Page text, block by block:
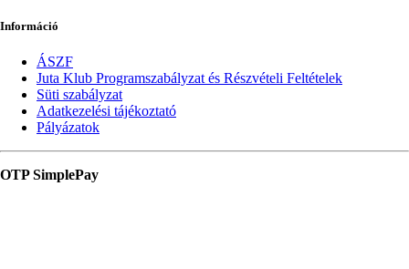
Információ
ÁSZF
Juta Klub Programszabályzat és Részvételi Feltételek
Süti szabályzat
Adatkezelési tájékoztató
Pályázatok
OTP SimplePay